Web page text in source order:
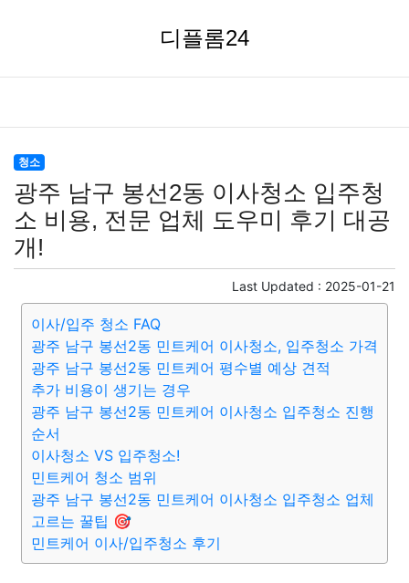
디플롬24
청소
광주 남구 봉선2동 이사청소 입주청
소 비용, 전문 업체 도우미 후기 대공
개!
Last Updated : 2025-01-21
이사/입주 청소 FAQ
광주 남구 봉선2동 민트케어 이사청소, 입주청소 가격
광주 남구 봉선2동 민트케어 평수별 예상 견적
추가 비용이 생기는 경우
광주 남구 봉선2동 민트케어 이사청소 입주청소 진행
순서
이사청소 VS 입주청소!
민트케어 청소 범위
광주 남구 봉선2동 민트케어 이사청소 입주청소 업체
고르는 꿀팁 🎯
민트케어 이사/입주청소 후기